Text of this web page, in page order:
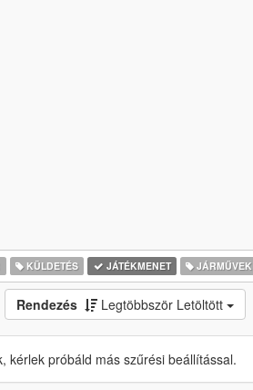
KÜLDETÉS JÁTÉKMENET JÁRMŰVEK
Rendezés Legtöbbször Letöltött
kérlek próbáld más szűrési beállítással.